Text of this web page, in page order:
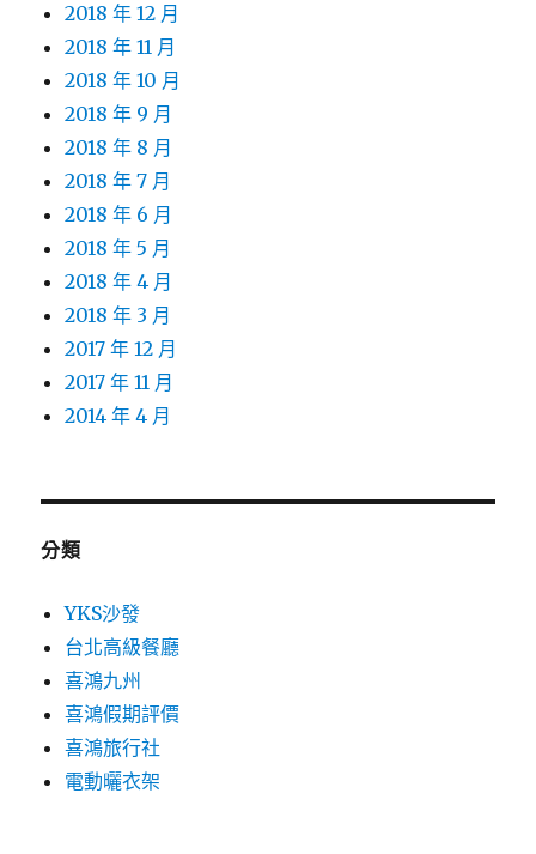
2018 年 12 月
2018 年 11 月
2018 年 10 月
2018 年 9 月
2018 年 8 月
2018 年 7 月
2018 年 6 月
2018 年 5 月
2018 年 4 月
2018 年 3 月
2017 年 12 月
2017 年 11 月
2014 年 4 月
分類
YKS沙發
台北高級餐廳
喜鴻九州
喜鴻假期評價
喜鴻旅行社
電動曬衣架